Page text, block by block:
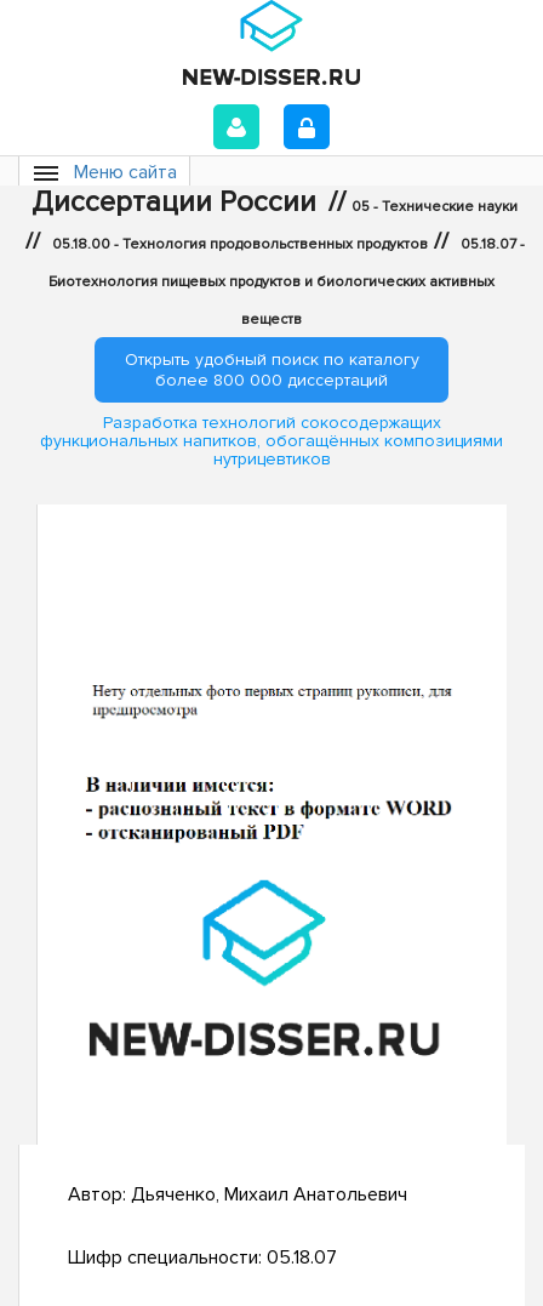
Меню сайта
Диссертации России // 05 - Технические науки
// 05.18.00 - Технология продовольственных продуктов // 05.18.07 -
Биотехнология пищевых продуктов и биологических активных
веществ
Открыть удобный поиск по каталогу
более 800 000 диссертаций
Разработка технологий сокосодержащих
функциональных напитков, обогащённых композициями
нутрицевтиков
Автор: Дьяченко, Михаил Анатольевич
Шифр специальности: 05.18.07